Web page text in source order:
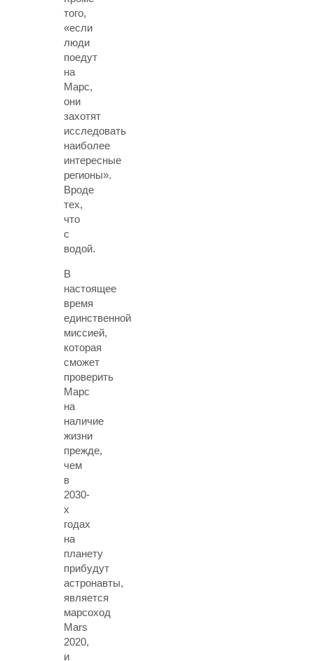
того,
«если
люди
поедут
на
Марс,
они
захотят
исследовать
наиболее
интересные
регионы».
Вроде
тех,
что
с
водой.
В
настоящее
время
единственной
миссией,
которая
сможет
проверить
Марс
на
наличие
жизни
прежде,
чем
в
2030-
х
годах
на
планету
прибудут
астронавты,
является
марсоход
Mars
2020,
и